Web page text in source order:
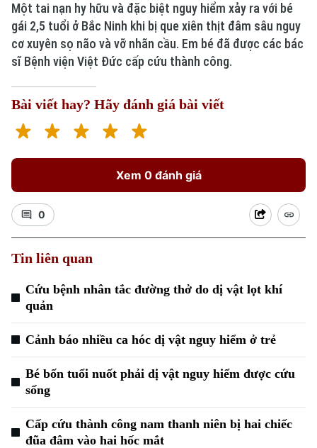
Xu hướng
Một tai nạn hy hữu và đặc biệt nguy hiểm xảy ra với bé
gái 2,5 tuổi ở Bắc Ninh khi bị que xiên thịt đâm sâu nguy
cơ xuyên sọ não và vỡ nhãn cầu. Em bé đã được các bác
sĩ Bệnh viện Việt Đức cấp cứu thành công.
Bài viết hay? Hãy đánh giá bài viết
Xem 0 đánh giá
0
Tin liên quan
Cứu bệnh nhân tắc đường thở do dị vật lọt khí
quản
Cảnh báo nhiều ca hóc dị vật nguy hiểm ở trẻ
Bé bốn tuổi nuốt phải dị vật nguy hiểm được cứu
sống
Cấp cứu thành công nam thanh niên bị hai chiếc
đũa đâm vào hai hốc mắt